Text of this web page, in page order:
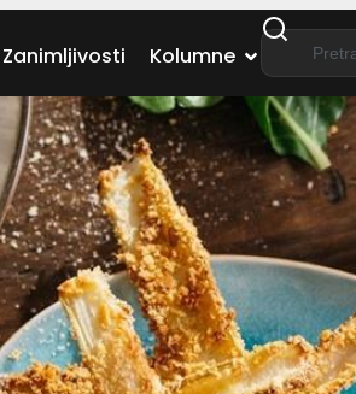
Zanimljivosti Kolumne